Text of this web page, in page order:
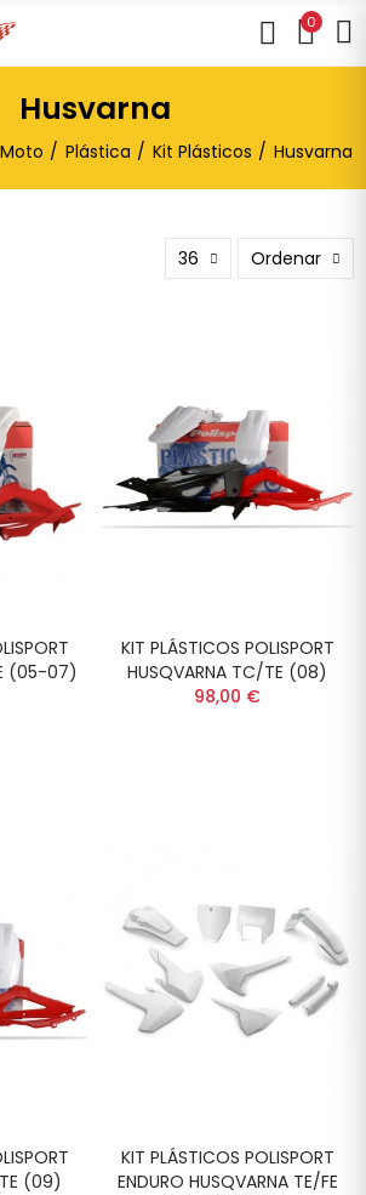
0
Husvarna
Plástica Kit Plásticos Husvarna
36 Ordenar
(05-07)
KIT PLÁSTICOS POLISPORT
HUSQVARNA TC/TE (08)
98,00 €
(09)
KIT PLÁSTICOS POLISPORT
ENDURO HUSQVARNA TE/FE